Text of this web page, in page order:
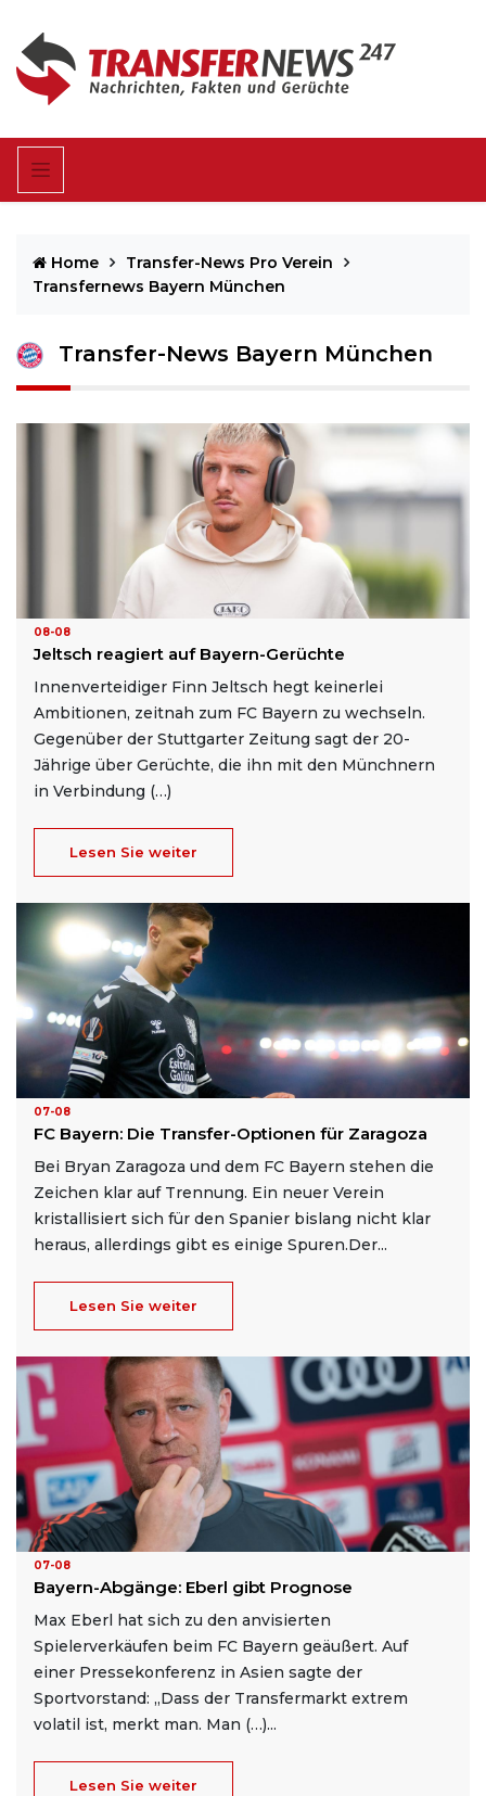
Home
Transfer-News Pro Verein
Transfernews Bayern München
Transfer-News Bayern München
08-08
Jeltsch reagiert auf Bayern-Gerüchte
Innenverteidiger Finn Jeltsch hegt keinerlei
Ambitionen, zeitnah zum FC Bayern zu wechseln.
Gegenüber der Stuttgarter Zeitung sagt der 20-
Jährige über Gerüchte, die ihn mit den Münchnern
in Verbindung (…)
Lesen Sie weiter
07-08
FC Bayern: Die Transfer-Optionen für Zaragoza
Bei Bryan Zaragoza und dem FC Bayern stehen die
Zeichen klar auf Trennung. Ein neuer Verein
kristallisiert sich für den Spanier bislang nicht klar
heraus, allerdings gibt es einige Spuren.Der...
Lesen Sie weiter
07-08
Bayern-Abgänge: Eberl gibt Prognose
Max Eberl hat sich zu den anvisierten
Spielerverkäufen beim FC Bayern geäußert. Auf
einer Pressekonferenz in Asien sagte der
Sportvorstand: „Dass der Transfermarkt extrem
volatil ist, merkt man. Man (…)...
Lesen Sie weiter